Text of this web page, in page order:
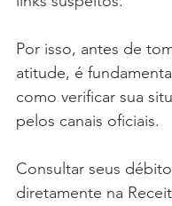
Por isso, antes de
atitude, é
como verificar sua
pelos canais oficiais.
Consultar seus
diretamente na